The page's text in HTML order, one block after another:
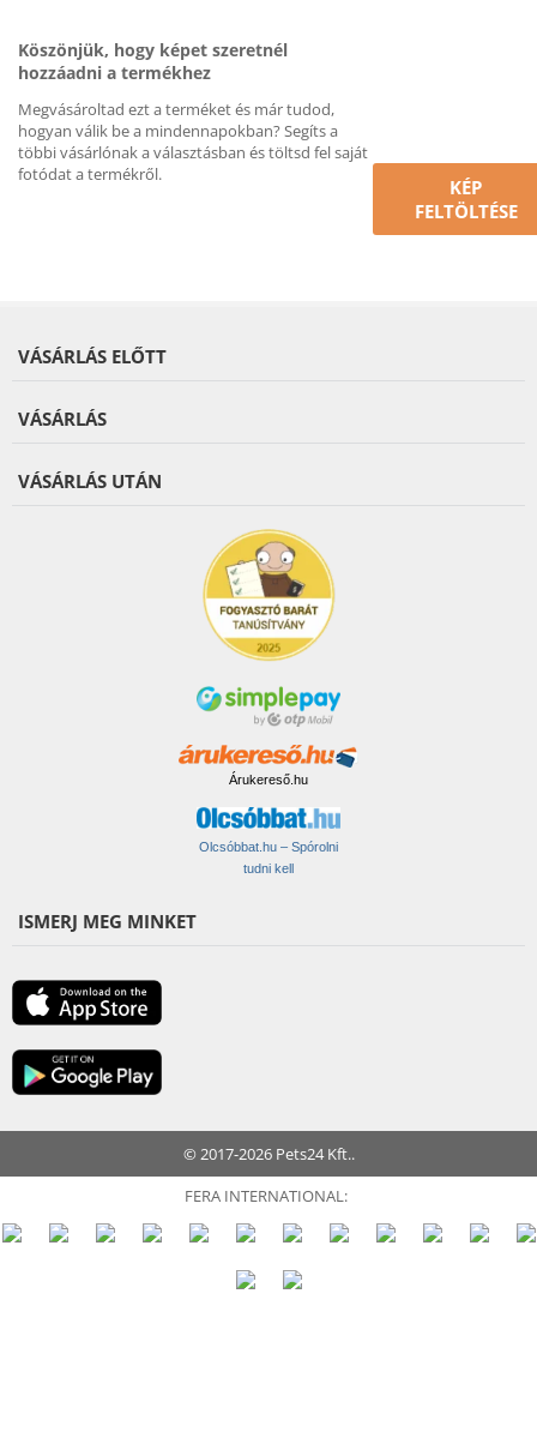
Köszönjük, hogy képet szeretnél
hozzáadni a termékhez
Megvásároltad ezt a terméket és már tudod,
hogyan válik be a mindennapokban? Segíts a
többi vásárlónak a választásban és töltsd fel saját
fotódat a termékről.
KÉP
FELTÖLTÉSE
VÁSÁRLÁS ELŐTT
VÁSÁRLÁS
VÁSÁRLÁS UTÁN
Árukereső.hu
Olcsóbbat.hu – Spórolni
tudni kell
ISMERJ MEG MINKET
© 2017-2026 Pets24 Kft..
FERA INTERNATIONAL: